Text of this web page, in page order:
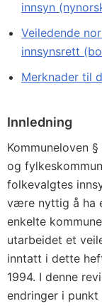
innsyn
Veiledende
innsynsrett
Merknader til
Innledning
Kommuneloven
og
folkevalgtes
være nyttig å ha
enkelte
utarbeidet et
inntatt i dette
1994. I denne
endringer i